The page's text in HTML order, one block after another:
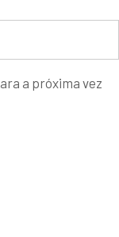
a próxima vez